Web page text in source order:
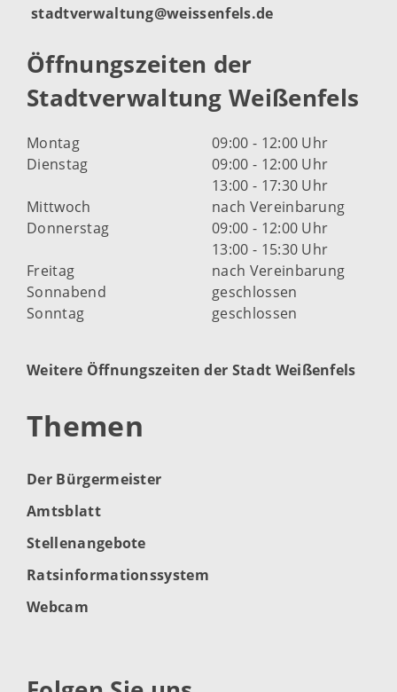
stadtverwaltung@weissenfels.de
Öffnungszeiten der
Stadtverwaltung Weißenfels
Montag
09:00 - 12:00 Uhr
Dienstag
09:00 - 12:00 Uhr
13:00 - 17:30 Uhr
Mittwoch
nach Vereinbarung
Donnerstag
09:00 - 12:00 Uhr
13:00 - 15:30 Uhr
Freitag
nach Vereinbarung
Sonnabend
geschlossen
Sonntag
geschlossen
Weitere Öffnungszeiten der Stadt Weißenfels
Themen
Der Bürgermeister
Amtsblatt
Stellenangebote
Ratsinformationssystem
Webcam